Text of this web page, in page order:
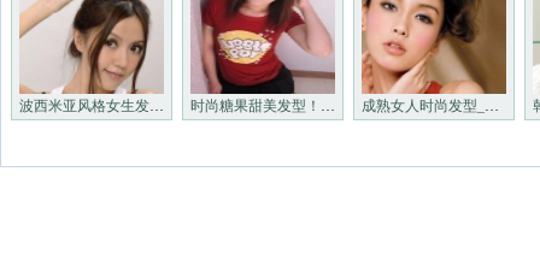
波西米亚风格女生发型_非主流 时尚糖果甜美发型！_非主流发 成熟女人时尚发型_非主流发型